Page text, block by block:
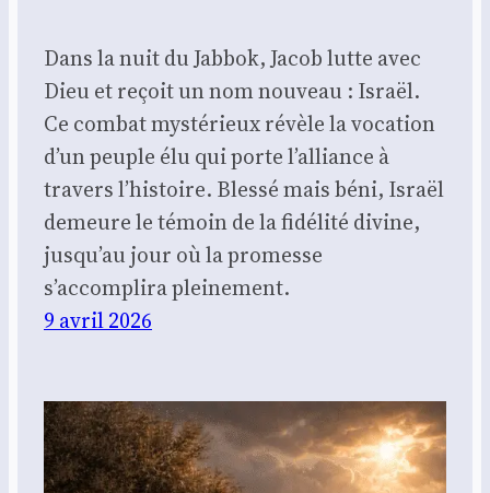
Dans la nuit du Jabbok, Jacob lutte avec
Dieu et reçoit un nom nouveau : Israël.
Ce combat mystérieux révèle la vocation
d’un peuple élu qui porte l’alliance à
travers l’histoire. Blessé mais béni, Israël
demeure le témoin de la fidélité divine,
jusqu’au jour où la promesse
s’accomplira pleinement.
9 avril 2026